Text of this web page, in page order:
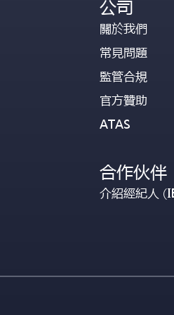
公司
關於我們
常見問題
監管合規
官方贊助
ATAS
合作伙伴
介紹經紀人